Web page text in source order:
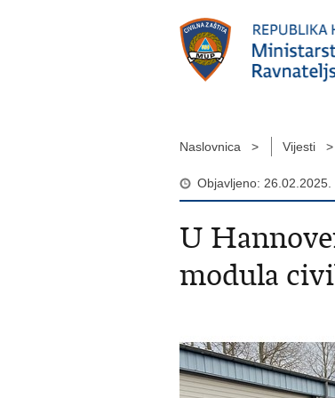
Naslovnica > Vijesti >
Objavljeno: 26.02.2025.
U
modula